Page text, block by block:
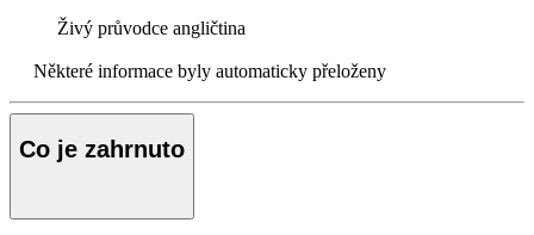
Živý průvodce angličtina
Některé informace byly automaticky přeloženy
Co je zahrnuto